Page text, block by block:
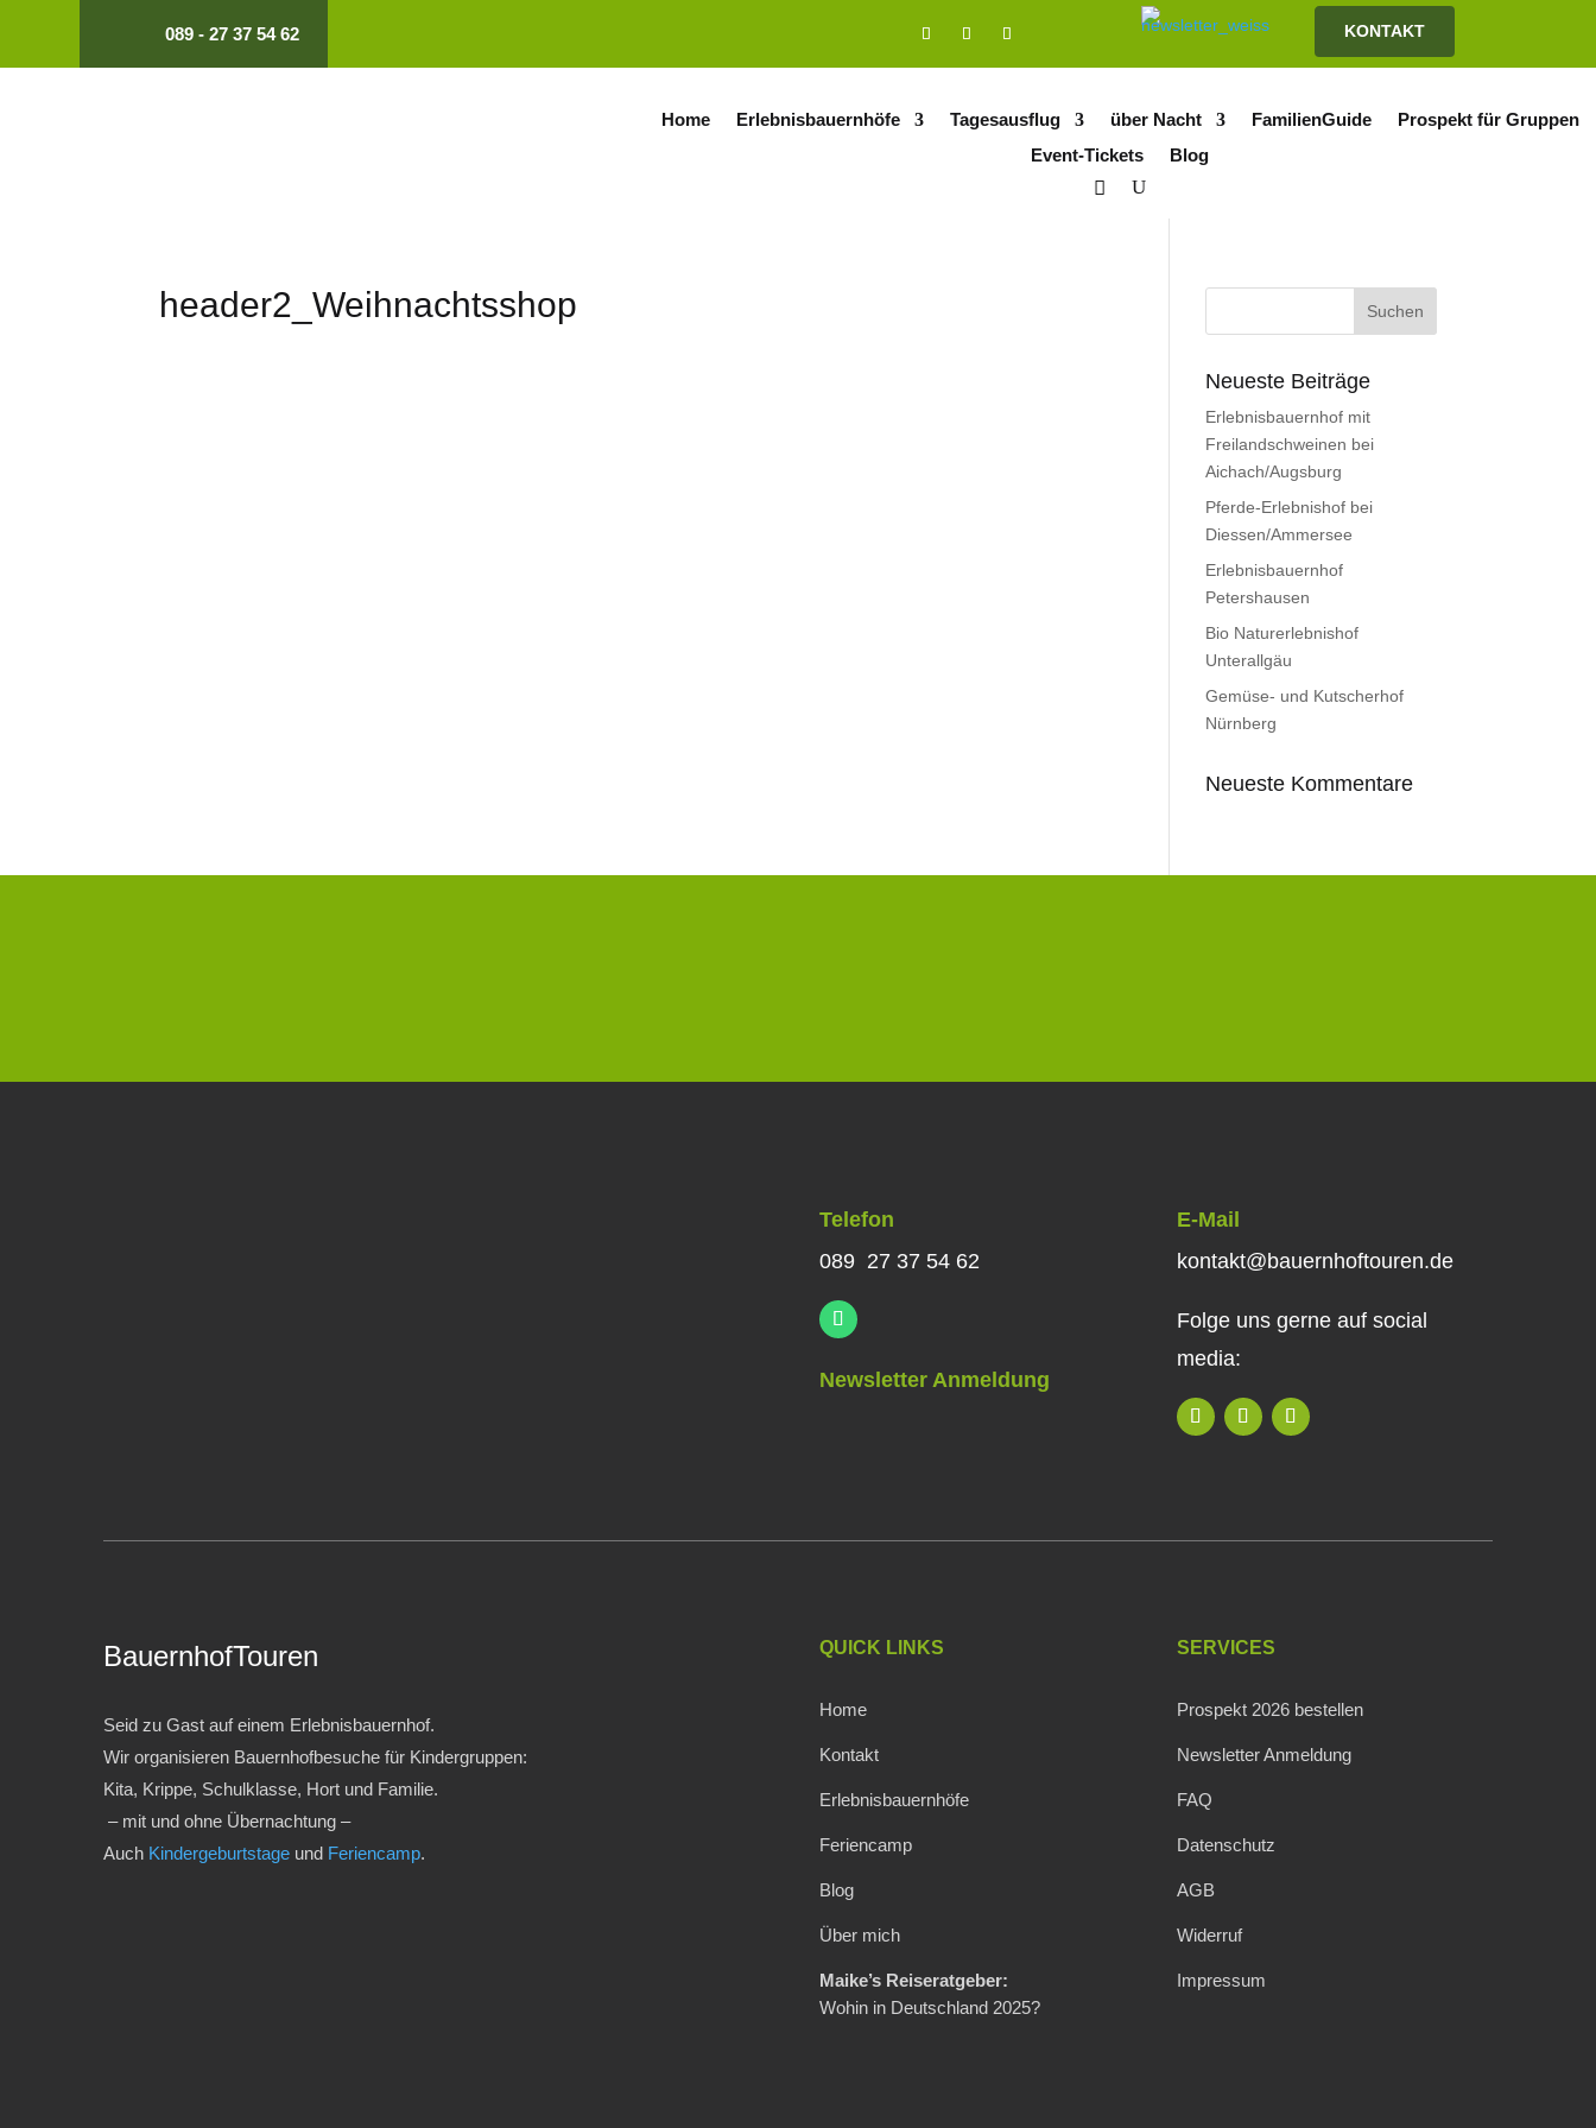
089 - 27 37 54 62 KONTAKT
Home Erlebnisbauernhöfe Tagesausflug über Nacht FamilienGuide
Prospekt für Gruppen
Event-Tickets
Blog
header2_Weihnachtsshop
Neueste Beiträge
Erlebnisbauernhof mit
Freilandschweinen bei
Aichach/Augsburg
Pferde-Erlebnishof bei
Diessen/Ammersee
Erlebnisbauernhof
Petershausen
Bio Naturerlebnishof
Unterallgäu
Gemüse- und Kutscherhof
Nürnberg
Neueste Kommentare
Telefon
089 27 37 54 62
Newsletter Anmeldung
E-Mail
kontakt@bauernhoftouren.de
Folge uns gerne auf social
media:
BauernhofTouren
Seid zu Gast auf einem Erlebnisbauernhof.
Wir organisieren Bauernhofbesuche für Kindergruppen:
Kita, Krippe, Schulklasse, Hort und Familie.
– mit und ohne Übernachtung –
Auch Kindergeburtstage und Feriencamp.
QUICK LINKS
Home
Kontakt
Erlebnisbauernhöfe
Feriencamp
Blog
Über mich
Maike’s Reiseratgeber:
Wohin in Deutschland 2025?
SERVICES
Prospekt 2026 bestellen
Newsletter Anmeldung
FAQ
Datenschutz
AGB
Widerruf
Impressum